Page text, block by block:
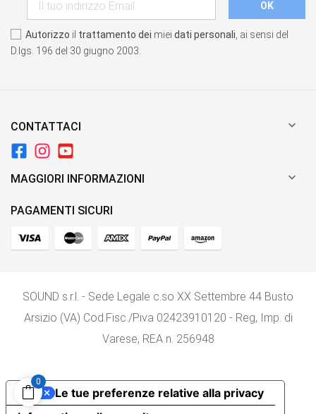
Autorizzo il trattamento dei miei dati personali , ai sensi del
D.lgs. 196 del 30 giugno 2003.
CONTATTACI 
MAGGIORI INFORMAZIONI 
PAGAMENTI SICURI
SOUND s.r.l. - Sede Legale c.so XX Settembre 44 Busto
Arsizio (VA) Cod.Fisc./P.iva 02423910120 - Reg, Imp. di
Varese, REA n. 256948
0
Le tue preferenze relative alla privacy